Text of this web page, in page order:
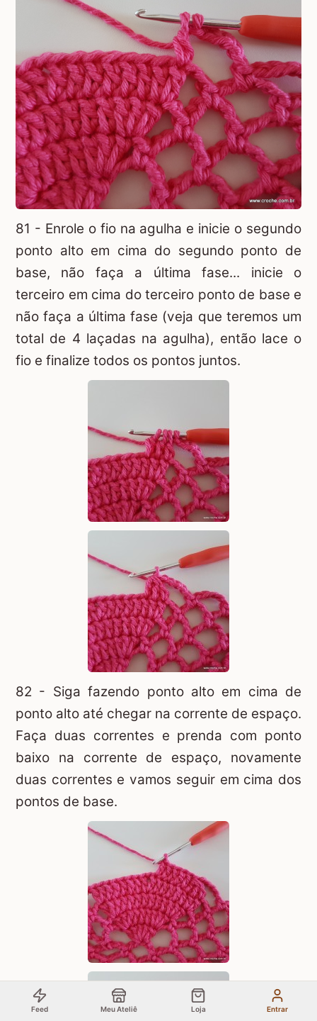
81 - Enrole o fio na agulha e inicie o segundo
ponto alto em cima do segundo ponto de
base, não faça a última fase... inicie o
terceiro em cima do terceiro ponto de base e
não faça a última fase (veja que teremos um
total de 4 laçadas na agulha), então lace o
fio e finalize todos os pontos juntos.
82 - Siga fazendo ponto alto em cima de
ponto alto até chegar na corrente de espaço.
Faça duas correntes e prenda com ponto
baixo na corrente de espaço, novamente
duas correntes e vamos seguir em cima dos
pontos de base.
Feed Meu Ateliê Loja Entrar